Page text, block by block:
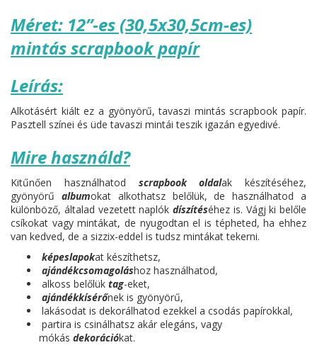
Méret: 12”-es (30,5x30,5cm-es)
mintás scrapbook papír
Leírás:
Alkotásért kiált ez a gyönyörű, tavaszi mintás scrapbook papír.
Pasztell színei és üde tavaszi mintái teszik igazán egyedivé.
Mire használd?
Kitűnően használhatod scrapbook oldalak készítéséhez,
gyönyörű albumokat alkothatsz belőlük, de használhatod a
különböző, általad vezetett naplók díszítéséhez is. Vágj ki belőle
csíkokat vagy mintákat, de nyugodtan el is tépheted, ha ehhez
van kedved, de a sizzix-eddel is tudsz mintákat tekerni.
képeslapokat készíthetsz,
ajándékcsomagoláshoz használhatod,
alkoss belőlük tag-eket,
ajándékkísérőnek is gyönyörű,
lakásodat is dekorálhatod ezekkel a csodás papírokkal,
partira is csinálhatsz akár elegáns, vagy
mókás dekorációkat.